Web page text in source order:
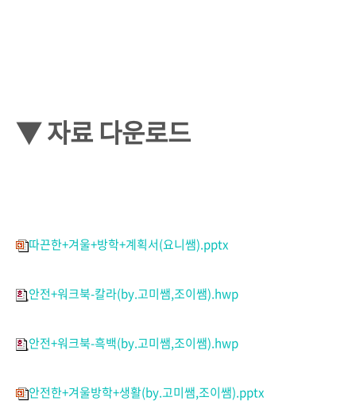
▼ 자료 다운로드
따끈한+겨울+방학+계획서(요니쌤).pptx
안전+워크북-칼라(by.고미쌤,조이쌤).hwp
안전+워크북-흑백(by.고미쌤,조이쌤).hwp
안전한+겨울방학+생활(by.고미쌤,조이쌤).pptx